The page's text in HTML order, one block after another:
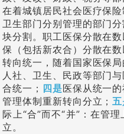
在着城镇居民社会医疗保
卫生部门分别管理的部门分
块分割。职工医保分散在
保（包括新农合）分散在数
转向统一，随着国家医保
人社、卫生、民政等部门
合统一； 四是医保从统一
管理体制重新转向分立；五
际上“合”而不“并”：在管
立。